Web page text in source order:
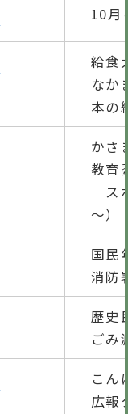
10月
給食
なか
本の
かさ
教育
ス
～
国民
消防
歴史
ごみ
こん
広報